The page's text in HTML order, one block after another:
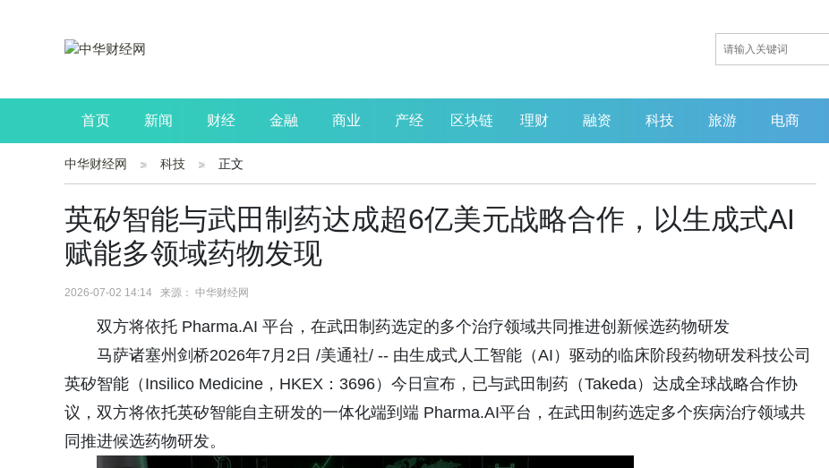
首页 新闻 财经 金融 商业 产经 区块链 理财 融资 科技 旅游 电商
公司 生活 读书
中华财经网 科技 正文
英矽智能与武田制药达成超6亿美元战略合作，以生成式AI
赋能多领域药物发现
2026-07-02 14:14 来源： 中华财经网
双方将依托 Pharma.AI 平台，在武田制药选定的多个治疗领域共同推进创新候选药物研发
马萨诸塞州剑桥2026年7月2日 /美通社/ -- 由生成式人工智能（AI）驱动的临床阶段药物研发科技公司
英矽智能（Insilico Medicine，HKEX：3696）今日宣布，已与武田制药（Takeda）达成全球战略合作协
议，双方将依托英矽智能自主研发的一体化端到端 Pharma.AI平台，在武田制药选定多个疾病治疗领域共
同推进候选药物研发。